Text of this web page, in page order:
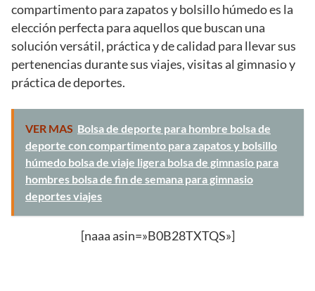
compartimento para zapatos y bolsillo húmedo es la
elección perfecta para aquellos que buscan una
solución versátil, práctica y de calidad para llevar sus
pertenencias durante sus viajes, visitas al gimnasio y
práctica de deportes.
VER MAS Bolsa de deporte para hombre bolsa de
deporte con compartimento para zapatos y bolsillo
húmedo bolsa de viaje ligera bolsa de gimnasio para
hombres bolsa de fin de semana para gimnasio
deportes viajes
[naaa asin=»B0B28TXTQS»]